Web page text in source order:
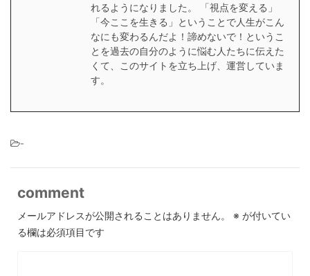
れるようになりました。 「視点を変える」
「今ここを生きる」ということで人生がこん
なにも変わるんだよ！諦めないで！というこ
とを過去の自分のように悩む人たちに伝えた
くて、このサイトを立ち上げ、運営していま
す。
-
comment
メールアドレスが公開されることはありません。 ※ が付いてい
る欄は必須項目です